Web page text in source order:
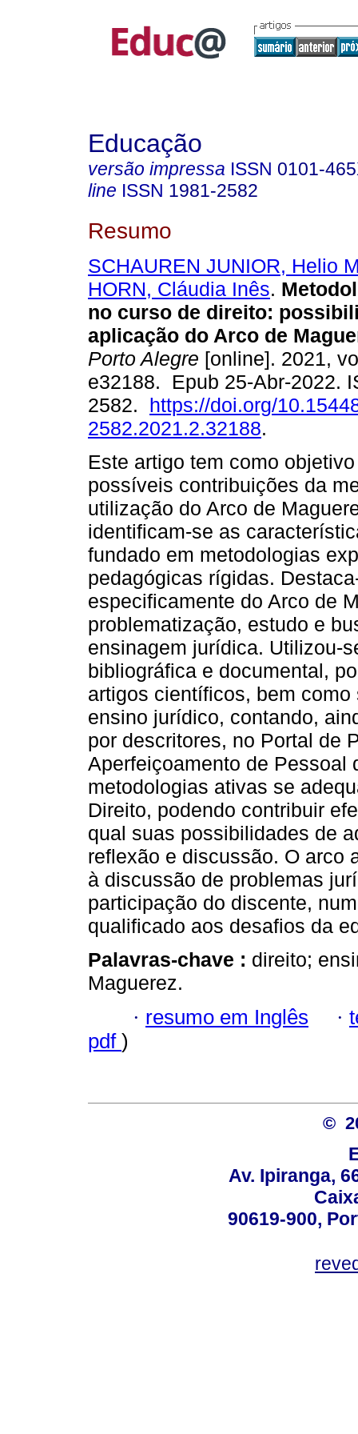
Educação
versão impressa ISSN 0101-
line ISSN 1981-2582
Resumo
SCHAUREN JUNIOR, Helio
HORN, Cláudia Inês.
no curso de direito:
aplicação do Arco de
Porto Alegre [online]. 2021,
e32188. Epub 25-Abr-2022.
2582. https://doi.org/
2582.2021.2.32188.
Este artigo tem como
possíveis contribuições da
utilização do Arco de
identificam-se as
fundado em metodologias
pedagógicas rígidas.
especificamente do Arco de
problematização, estudo e
ensinagem jurídica. Utilizou-
bibliográfica e documental,
artigos científicos, bem
ensino jurídico, contando,
por descritores, no Portal de
Aperfeiçoamento de Pessoal
metodologias ativas se
Direito, podendo contribuir
qual suas possibilidades de
reflexão e discussão. O arco
à discussão de problemas
participação do discente,
qualificado aos desafios da
Palavras-chave : direito;
Maguerez.
· resumo em Inglês ·
pdf )
©
Av. Ipiranga,
90619-900,